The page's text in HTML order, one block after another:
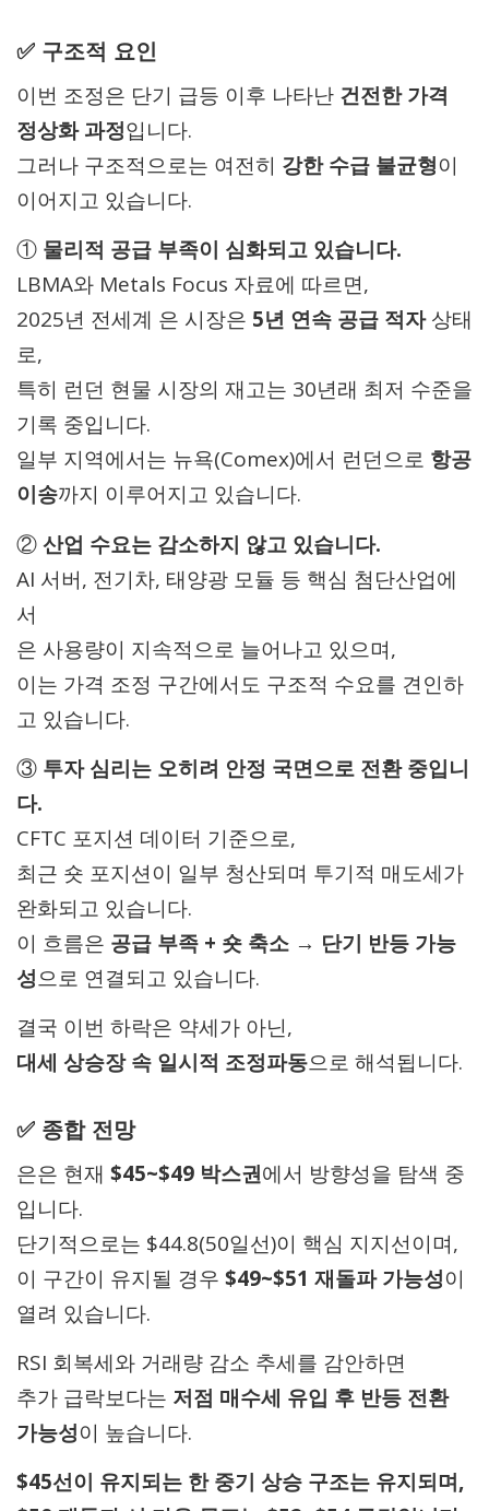
✅ 구조적 요인
이번 조정은 단기 급등 이후 나타난 건전한 가격
정상화 과정입니다.
그러나 구조적으로는 여전히 강한 수급 불균형이
이어지고 있습니다.
① 물리적 공급 부족이 심화되고 있습니다.
LBMA와 Metals Focus 자료에 따르면,
2025년 전세계 은 시장은 5년 연속 공급 적자상태
로,
특히 런던 현물 시장의 재고는 30년래 최저 수준을
기록 중입니다.
일부 지역에서는 뉴욕(Comex)에서 런던으로 항공
이송까지 이루어지고 있습니다.
②산업 수요는 감소하지 않고 있습니다.
AI 서버, 전기차, 태양광 모듈 등 핵심 첨단산업에
서
은 사용량이 지속적으로 늘어나고 있으며,
이는 가격 조정 구간에서도 구조적 수요를 견인하
고 있습니다.
③ 투자 심리는 오히려 안정 국면으로 전환 중입니
다.
CFTC 포지션 데이터 기준으로,
최근 숏 포지션이 일부 청산되며 투기적 매도세가
완화되고 있습니다.
이 흐름은 공급 부족 + 숏 축소 → 단기 반등 가능
성으로 연결되고 있습니다.
결국 이번 하락은 약세가 아닌,
대세 상승장 속 일시적 조정파동으로 해석됩니다.
✅ 종합 전망
은은 현재 $45~$49 박스권에서 방향성을 탐색 중
입니다.
단기적으로는 $44.8(50일선)이 핵심 지지선이며,
이 구간이 유지될 경우 $49~$51 재돌파 가능성이
열려 있습니다.
RSI 회복세와 거래량 감소 추세를 감안하면
추가 급락보다는 저점 매수세 유입 후 반등 전환
가능성이 높습니다.
$45선이 유지되는 한 중기 상승 구조는 유지되며,